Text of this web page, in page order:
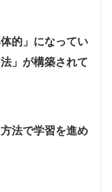
的」になってい
」が構築されて
法で学習を進め